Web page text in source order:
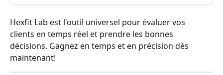
Hexfit Lab est l'outil universel pour évaluer vos
clients en temps réel et prendre les bonnes
décisions. Gagnez en temps et en précision dès
maintenant!